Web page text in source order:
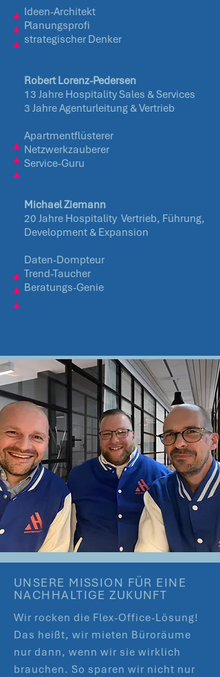
Ideen-Architekt
Planungsprofi
strategischer Denker
Robert Lorenz-Pedersen
13 Jahre Hospitality Sales & Services
3 Jahre Agenturleitung & Vertrieb
Apartmentflüsterer
Netzwerkzauberer
Service-Guru
Michael Ziemann
20 Jahre Hospitality Vertrieb, Führung,
Development & Expansion
Daten-Dompteur
Trend-Taucher
Beratungs-Genie
UNSERE MISSION FÜR EINE
NACHHALTIGE ZUKUNFT
Wir rocken die Flex-Office-Lösung!
Das heißt, wir mieten Büroräume
nur dann, wenn wir sie wirklich
brauchen. So sparen wir nicht nur